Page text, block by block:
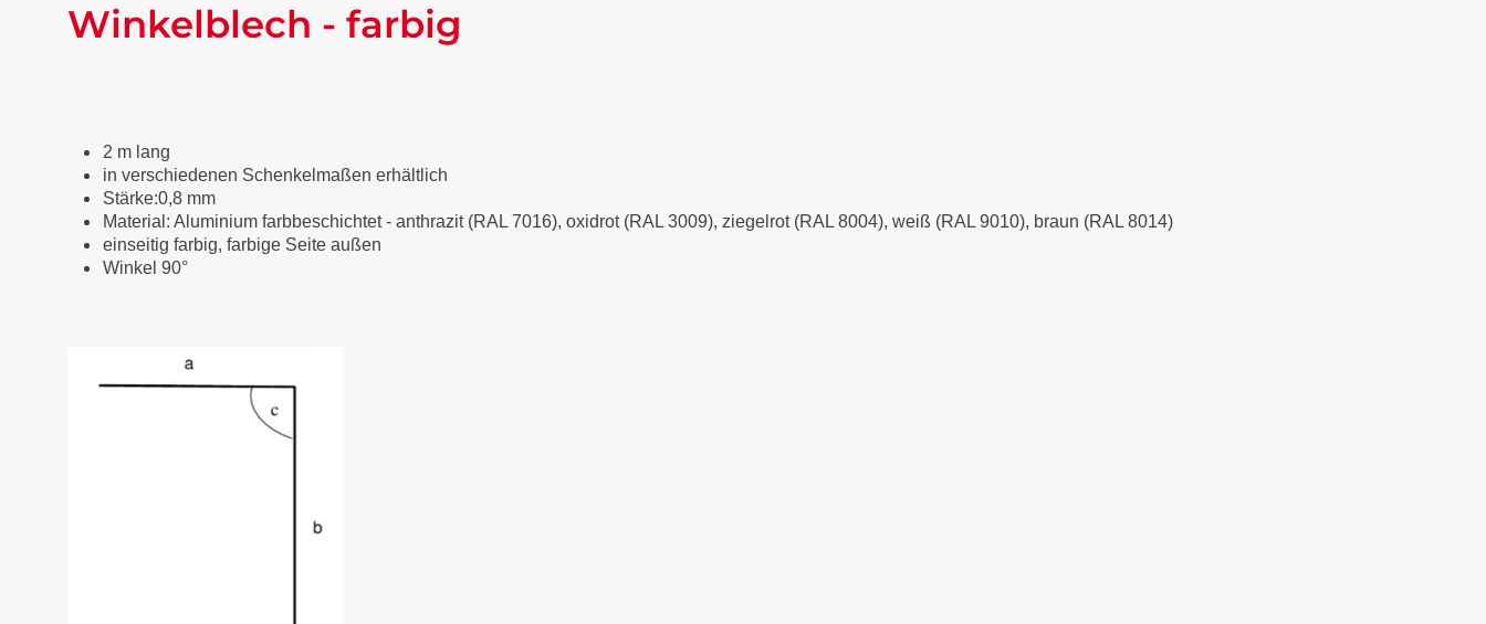
Winkelblech - farbig
2 m lang
in verschiedenen Schenkelmaßen erhältlich
Stärke:0,8 mm
Material: Aluminium farbbeschichtet- anthrazit (RAL 7016), oxidrot (RAL 3009), ziegelrot (RAL 8004), weiß (RAL 9010), braun (RAL 8014)
einseitig farbig, farbige Seite außen
Winkel 90°